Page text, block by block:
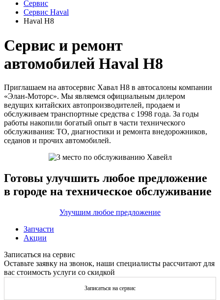
Сервис
Сервис Haval
Haval H8
Сервис и ремонт
автомобилей Haval H8
Приглашаем на автосервис Хавал H8 в автосалоны компании
«Элан-Моторс». Мы являемся официальным дилером
ведущих китайских автопроизводителей, продаем и
обслуживаем транспортные средства с 1998 года. За годы
работы накопили богатый опыт в части технического
обслуживания: ТО, диагностики и ремонта внедорожников,
седанов и прочих автомобилей.
Готовы улучшить любое предложение
в городе на техническое обслуживание
Улучшим любое предложение
Запчасти
Акции
Записаться на сервис
Оставьте заявку на звонок, наши специалисты рассчитают для
вас стоимость услуги со скидкой
Записаться на сервис